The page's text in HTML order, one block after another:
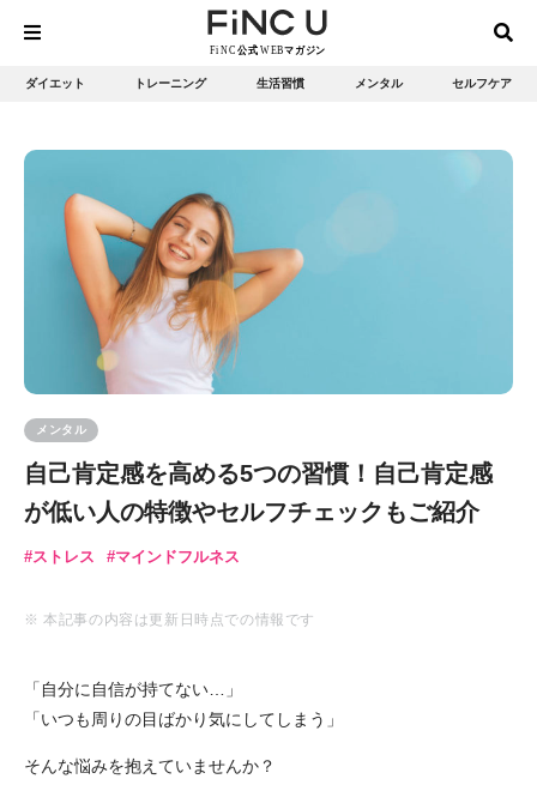
ダイエット トレーニング 生活習慣 メンタル セルフケア
メンタル
自己肯定感を高める5つの習慣！自己肯定感
が低い人の特徴やセルフチェックもご紹介
ストレス マインドフルネス
※ 本記事の内容は更新日時点での情報です
「自分に自信が持てない…」
「いつも周りの目ばかり気にしてしまう」
そんな悩みを抱えていませんか？